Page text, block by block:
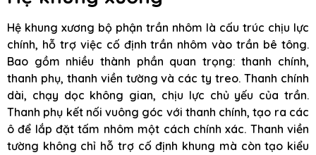
Hệ khung xương bộ phận trần nhôm là cấu trúc chịu lực
chính, hỗ trợ việc cố định trần nhôm vào trần bê tông.
Bao gồm nhiều thành phần quan trọng: thanh chính,
thanh phụ, thanh viền tường và các ty treo. Thanh chính
dài, chạy dọc không gian, chịu lực chủ yếu của trần.
Thanh phụ kết nối vuông góc với thanh chính, tạo ra các
ô để lắp đặt tấm nhôm một cách chính xác. Thanh viền
tường không chỉ hỗ trợ cố định khung mà còn tạo kiểu